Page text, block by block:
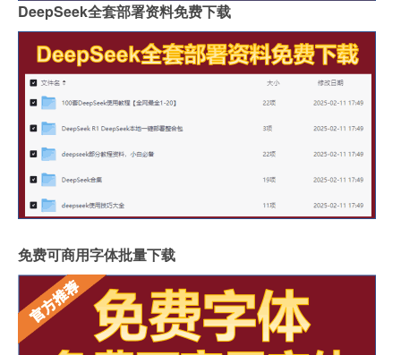
DeepSeek全套部署资料免费下载
免费可商用字体批量下载